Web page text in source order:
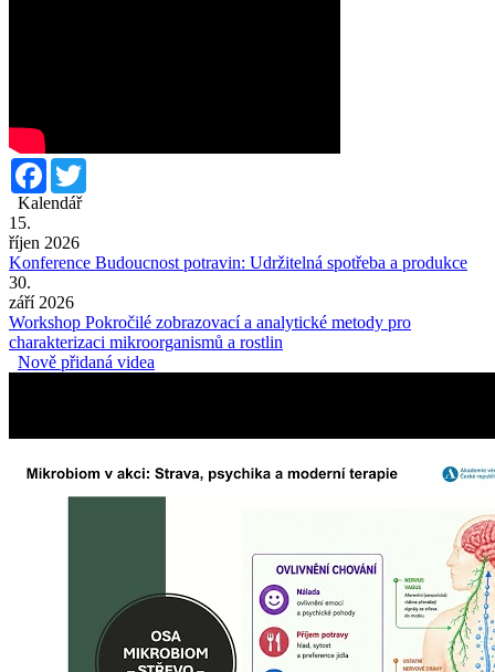
Facebook
Kalendář
15.
říjen 2026
Konference Budoucnost potravin: Udržitelná spotřeba a produkce
30.
září 2026
Workshop Pokročilé zobrazovací a analytické metody pro
charakterizaci mikroorganismů a rostlin
Nově přidaná videa